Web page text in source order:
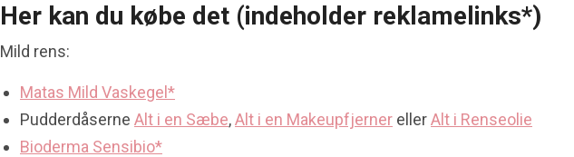
Her kan du købe det (indeholder reklamelinks*)
Mild rens:
Matas Mild Vaskegel*
Pudderdåserne Alt i en Sæbe,Alt i en Makeupfjerner ellerAlt i Renseolie
Bioderma Sensibio*